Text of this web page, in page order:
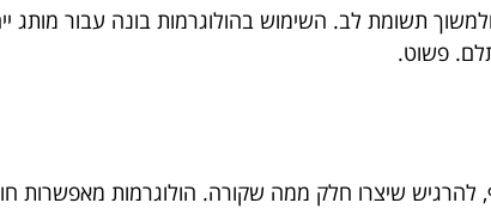
תשומת לב. השימוש בהולוגרמות בונה עבור מותג
פשוט.
שיצרו חלק ממה שקורה. הולוגרמות מאפשרות